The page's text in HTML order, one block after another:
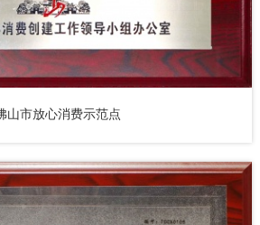
山市放心消费示范点